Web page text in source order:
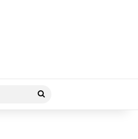
Search
for